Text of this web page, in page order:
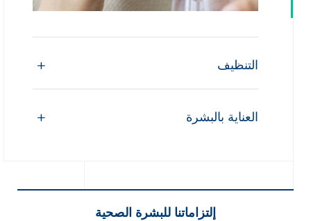
التنظيف
العناية بالبشرة
إلتزاماتنا للبشرة الصحية